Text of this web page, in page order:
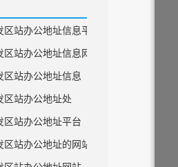
站办公地址信息平台
站办公地址信息网
站办公地址信息
站办公地址处
站办公地址平台
站办公地址的网站